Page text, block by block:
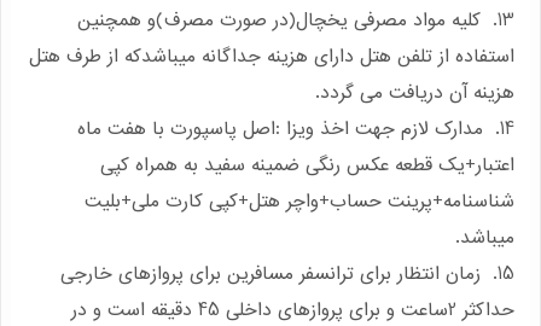
13. کلیه مواد مصرفی یخچال(در صورت مصرف)و همچنین
استفاده از تلفن هتل دارای هزینه جداگانه میباشدکه از طرف هتل
هزینه آن دریافت می گردد.
14. مدارک لازم جهت اخذ ویزا :اصل پاسپورت با هفت ماه
اعتبار+یک قطعه عکس رنگی ضمینه سفید به همراه کپی
شناسنامه+پرینت حساب+واچر هتل+کپی کارت ملی+بلیت
میباشد.
15. زمان انتظار برای ترانسفر مسافرین برای پروازهای خارجی
حداکثر 2ساعت و برای پروازهای داخلی 45 دقیقه است و در